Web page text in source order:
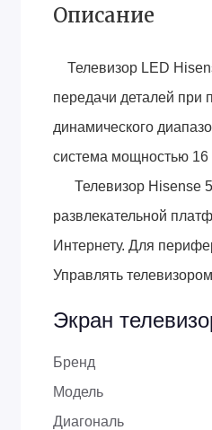
Описание
Телевизор LED
передачи деталей при
динамического
система мощностью 16
Телевизор Hisense
развлекательной
Интернету. Для
Управлять
Экран
Бренд
Модель
Диагональ